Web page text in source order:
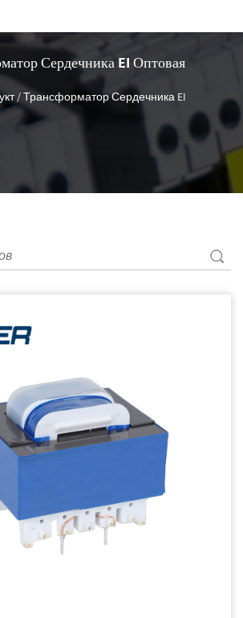
Сердечника EI Оптовая
/Трансформатор Сердечника EI